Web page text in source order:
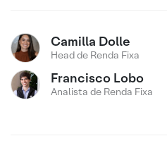
Camilla Dolle
Head de Renda Fixa
Francisco Lobo
Analista de Renda Fixa